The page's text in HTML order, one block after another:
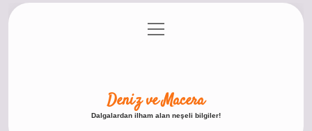
Gizlilik Politikası
menüyü
aç
Deniz ve Macera
Dalgalardan ilham alan neşeli bilgiler!